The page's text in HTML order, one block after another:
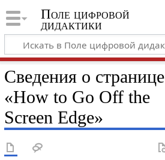
Поле цифровой
дидактики
Сведения о странице
«How to Go Off the
Screen Edge»